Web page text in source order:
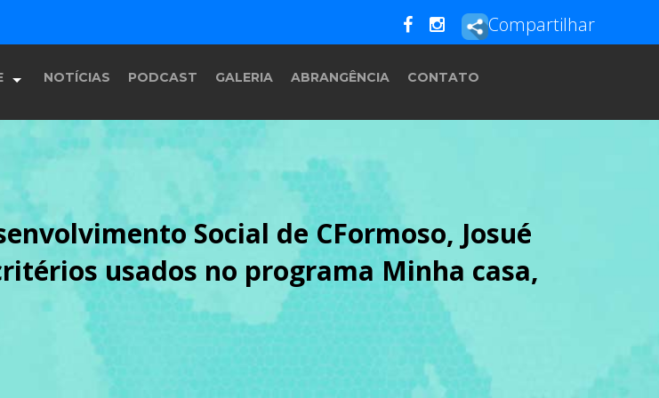
Compartilhar
NOTÍCIAS PODCAST GALERIA ABRANGÊNCIA CONTATO
Social de CFormoso, Josué
usados no programa Minha casa,